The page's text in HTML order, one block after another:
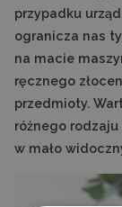
przypadku
ogranicza nas
na macie
ręcznego
przedmioty.
różnego
w mało